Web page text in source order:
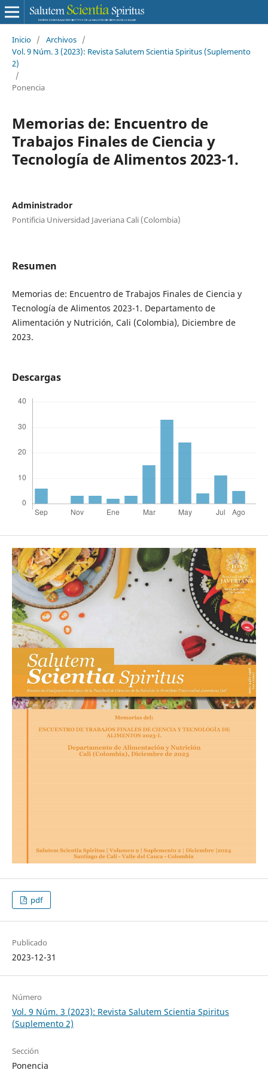
Inicio / Archivos /
Vol. 9 Núm. 3 (2023): Revista Salutem Scientia Spiritus (Suplemento
2)
/
Ponencia
Memorias de: Encuentro de
Trabajos Finales de Ciencia y
Tecnología de Alimentos 2023-1.
Administrador
Pontificia Universidad Javeriana Cali (Colombia)
Resumen
Memorias de: Encuentro de Trabajos Finales de Ciencia y
Tecnología de Alimentos 2023-1. Departamento de
Alimentación y Nutrición, Cali (Colombia), Diciembre de
2023.
Descargas
pdf
Publicado
2023-12-31
Número
Vol. 9 Núm. 3 (2023): Revista Salutem Scientia Spiritus
(Suplemento 2)
Sección
Ponencia